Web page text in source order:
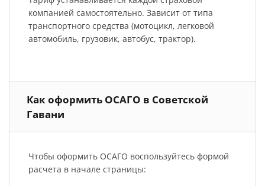
компанией самостоятельно. Зависит от типа
транспортного средства (мотоцикл, легковой
автомобиль, грузовик, автобус, трактор).
Как оформить ОСАГО в Советской
Гавани
Чтобы оформить ОСАГО воспользуйтесь формой
расчета в начале страницы: